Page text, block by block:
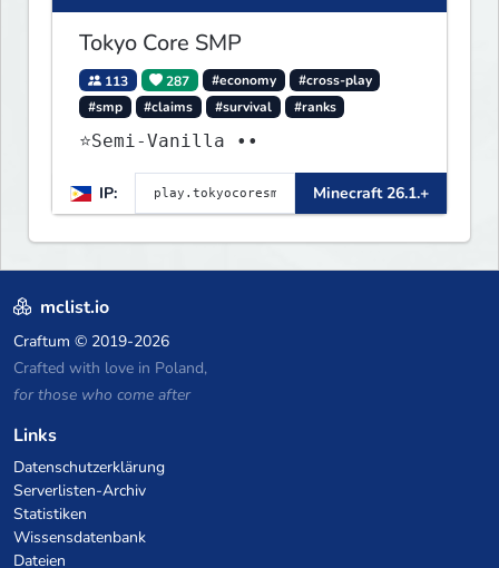
Tokyo Core SMP
113 287 #economy
#cross-play
#smp
#claims #survival #ranks
⭐Semi-Vanilla ••
IP: Minecraft 26.1.+
mclist.io
Craftum © 2019-2026
Crafted with love in Poland,
for those who come after
Links
Datenschutzerklärung
Serverlisten-Archiv
Statistiken
Wissensdatenbank
Dateien